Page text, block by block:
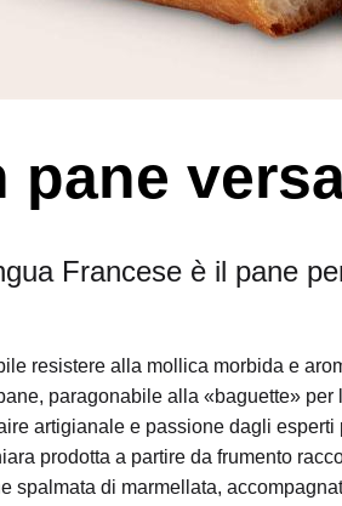
pane
Francese è il pane
resistere alla mollica morbida e
paragonabile alla «baguette»
artigianale e passione dagli
prodotta a partire da frumento
spalmata di marmellata,